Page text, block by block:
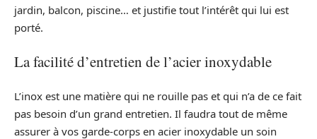
jardin, balcon, piscine… et justifie tout l’intérêt qui lui est
porté.
La facilité d’entretien de l’acier inoxydable
L’inox est une matière qui ne rouille pas et qui n’a de ce fait
pas besoin d’un grand entretien. Il faudra tout de même
assurer à vos garde-corps en acier inoxydable un soin